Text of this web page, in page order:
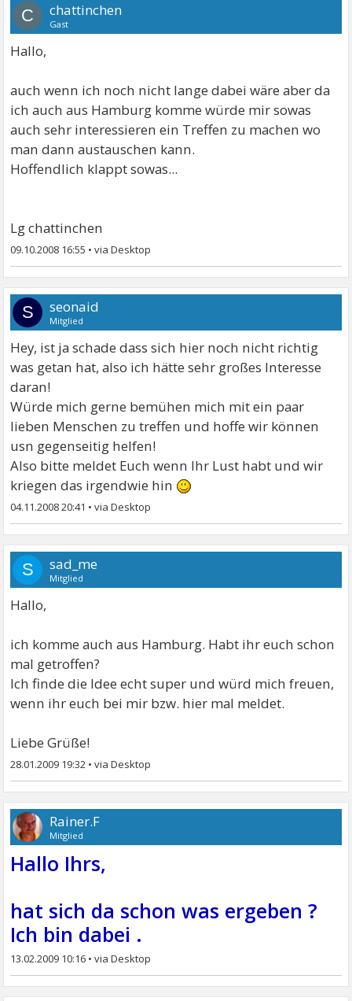
C chattinchen
Gast
Hallo,
auch wenn ich noch nicht lange dabei wäre aber da
ich auch aus Hamburg komme würde mir sowas
auch sehr interessieren ein Treffen zu machen wo
man dann austauschen kann.
Hoffendlich klappt sowas...
Lg chattinchen
09.10.2008 16:55 •
S seonaid
Mitglied
Hey, ist ja schade dass sich hier noch nicht richtig
was getan hat, also ich hätte sehr großes Interesse
daran!
Würde mich gerne bemühen mich mit ein paar
lieben Menschen zu treffen und hoffe wir können
usn gegenseitig helfen!
Also bitte meldet Euch wenn Ihr Lust habt und wir
kriegen das irgendwie hin
04.11.2008 20:41 •
S sad_me
Mitglied
Hallo,
ich komme auch aus Hamburg. Habt ihr euch schon
mal getroffen?
Ich finde die Idee echt super und würd mich freuen,
wenn ihr euch bei mir bzw. hier mal meldet.
Liebe Grüße!
28.01.2009 19:32 •
Rainer.F
Mitglied
Hallo Ihrs,
hat sich da schon was ergeben ?
Ich bin dabei .
13.02.2009 10:16 •